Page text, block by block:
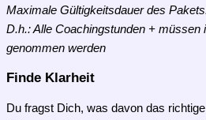
Maximale Gültigkeitsdauer des
D.h.: Alle Coachingstunden + müssen
genommen werden
Finde Klarheit
Du fragst Dich, was davon das